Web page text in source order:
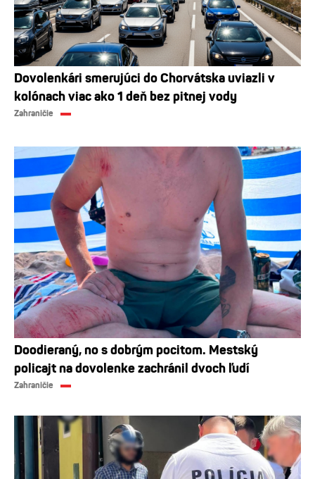
Dovolenkári smerujúci do Chorvátska uviazli v
kolónach viac ako 1 deň bez pitnej vody
Zahraničie
Doodieraný, no s dobrým pocitom. Mestský
policajt na dovolenke zachránil dvoch ľudí
Zahraničie